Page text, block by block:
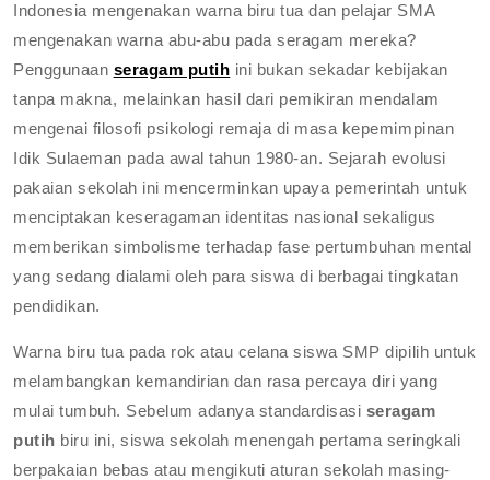
Indonesia mengenakan warna biru tua dan pelajar SMA
mengenakan warna abu-abu pada seragam mereka?
Penggunaan seragam putih ini bukan sekadar kebijakan
tanpa makna, melainkan hasil dari pemikiran mendalam
mengenai filosofi psikologi remaja di masa kepemimpinan
Idik Sulaeman pada awal tahun 1980-an. Sejarah evolusi
pakaian sekolah ini mencerminkan upaya pemerintah untuk
menciptakan keseragaman identitas nasional sekaligus
memberikan simbolisme terhadap fase pertumbuhan mental
yang sedang dialami oleh para siswa di berbagai tingkatan
pendidikan.
Warna biru tua pada rok atau celana siswa SMP dipilih untuk
melambangkan kemandirian dan rasa percaya diri yang
mulai tumbuh. Sebelum adanya standardisasi seragam
putih biru ini, siswa sekolah menengah pertama seringkali
berpakaian bebas atau mengikuti aturan sekolah masing-